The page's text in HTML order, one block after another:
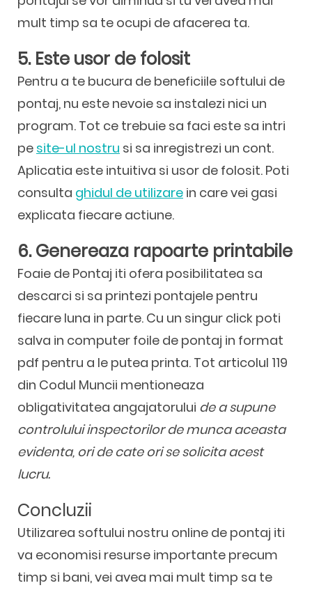
mult timp sa te ocupi de afacerea ta.
5. Este usor de folosit
Pentru a te bucura de beneficiile softului de
pontaj, nu este nevoie sa instalezi nici un
program. Tot ce trebuie sa faci este sa intri
pe site-ul nostru si sa inregistrezi un cont.
Aplicatia este intuitiva si usor de folosit. Poti
consulta ghidul de utilizare in care vei gasi
explicata fiecare actiune.
6. Genereaza rapoarte printabile
Foaie de Pontaj iti ofera posibilitatea sa
descarci si sa printezi pontajele pentru
fiecare luna in parte. Cu un singur click poti
salva in computer foile de pontaj in format
pdf pentru a le putea printa. Tot articolul 119
din Codul Muncii mentioneaza
obligativitatea angajatorului de a supune
controlului inspectorilor de munca aceasta
evidenta, ori de cate ori se solicita acest
lucru.
Concluzii
Utilizarea softului nostru online de pontaj iti
va economisi resurse importante precum
timp si bani, vei avea mai mult timp sa te